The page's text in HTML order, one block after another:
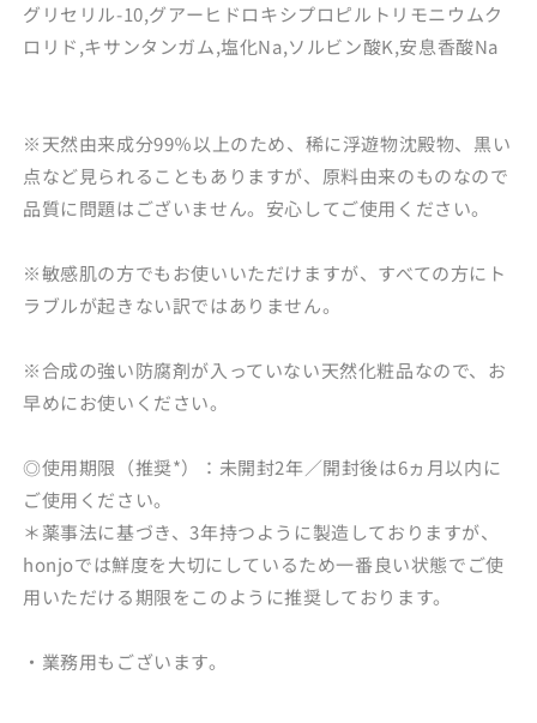
グリセリル-10,グアーヒドロキシプロピルトリモニウムク
ロリド,キサンタンガム,塩化Na,ソルビン酸K,安息香酸Na
※天然由来成分99％以上のため、稀に浮遊物沈殿物、黒い
点など見られることもありますが、原料由来のものなので
品質に問題はございません。安心してご使用ください。
※敏感肌の方でもお使いいただけますが、すべての方にト
ラブルが起きない訳ではありません。
※合成の強い防腐剤が入っていない天然化粧品なので、お
早めにお使いください。
◎使用期限（推奨*）：未開封2年／開封後は6ヵ月以内に
ご使用ください。
＊薬事法に基づき、3年持つように製造しておりますが、
honjoでは鮮度を大切にしているため一番良い状態でご使
用いただける期限をこのように推奨しております。
・業務用もございます。